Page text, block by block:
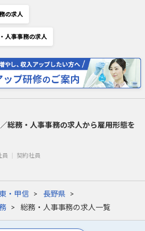
の求人
人事事務の求人
総務・人事事務の求人から雇用形態を
員 契約社員
・甲信
長野県
総務・人事事務の求人一覧